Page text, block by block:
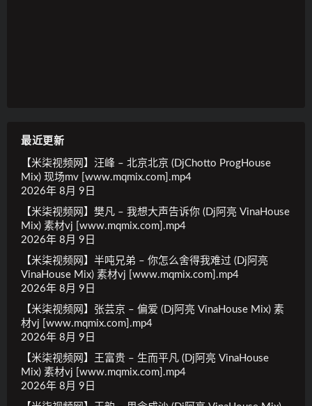
最近更新
【米柒视频网】汪峰 – 北京北京 (DjChotto ProgHouse
Mix) 现场mv [www.mqmix.com].mp4
2026年 8月 9日
【米柒视频网】樊凡 – 我想大声告诉你 (Dj阿亮 VinaHouse
Mix) 素材vj [www.mqmix.com].mp4
2026年 8月 9日
【米柒视频网】半吨兄弟 – 你怎么舍得我难过 (Dj阿亮
VinaHouse Mix) 素材vj [www.mqmix.com].mp4
2026年 8月 9日
【米柒视频网】张芸京 – 偏爱 (Dj阿亮 VinaHouse Mix) 素
材vj [www.mqmix.com].mp4
2026年 8月 9日
【米柒视频网】王富贵 – 生而平凡 (Dj阿亮 VinaHouse
Mix) 素材vj [www.mqmix.com].mp4
2026年 8月 9日